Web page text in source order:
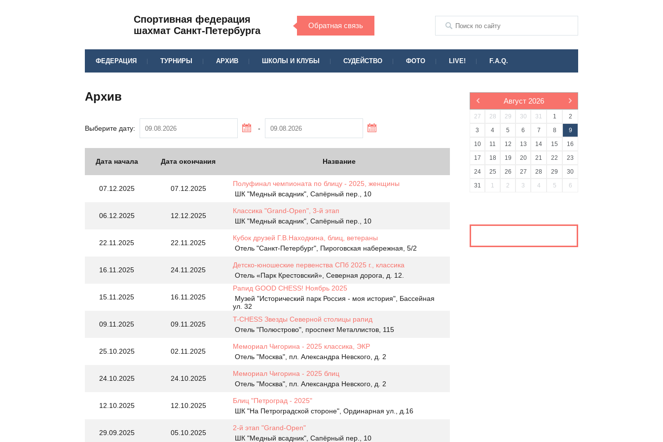
Спортивная федерация
шахмат Санкт-Петербурга
Обратная связь
ФЕДЕРАЦИЯ ТУРНИРЫ АРХИВ ШКОЛЫ И КЛУБЫ СУДЕЙСТВО ФОТО LIVE! F.A.Q.
Архив
Выберите дату: -
Дата начала Дата окончания Название
07.12.2025 07.12.2025
Полуфинал чемпионата по блицу - 2025, женщины
ШК "Медный всадник", Сапёрный пер., 10
06.12.2025 12.12.2025
Классика "Grand-Open", 3-й этап
ШК "Медный всадник", Сапёрный пер., 10
22.11.2025 22.11.2025
Кубок друзей Г.В.Находкина, блиц, ветераны
Отель "Санкт-Петербург", Пироговская набережная, 5/2
16.11.2025 24.11.2025
Детско-юношеские первенства СПб 2025 г., классика
Отель «Парк Крестовский», Северная дорога, д. 12.
15.11.2025 16.11.2025
Рапид GOOD CHESS! Ноябрь 2025
Музей "Исторический парк Россия - моя история", Бассейная
ул. 32
09.11.2025 09.11.2025
T-CHESS Звезды Северной столицы рапид
Отель "Полюстрово", проспект Металлистов, 115
25.10.2025 02.11.2025
Мемориал Чигорина - 2025 классика, ЭКР
Отель "Москва", пл. Александра Невского, д. 2
24.10.2025 24.10.2025
Мемориал Чигорина - 2025 блиц
Отель "Москва", пл. Александра Невского, д. 2
12.10.2025 12.10.2025
Блиц "Петроград - 2025"
ШК "На Петроградской стороне", Ординарная ул., д.16
29.09.2025 05.10.2025
2-й этап "Grand-Open"
ШК "Медный всадник", Сапёрный пер., 10
Август 2026
27 28 29 30 31 1
2
3
4 5 6 7 8
9
10
11 12 13 14 15
16
17
18 19 20 21 22
23
24
25 26 27 28 29
30
31
1 2 3 4 5 6